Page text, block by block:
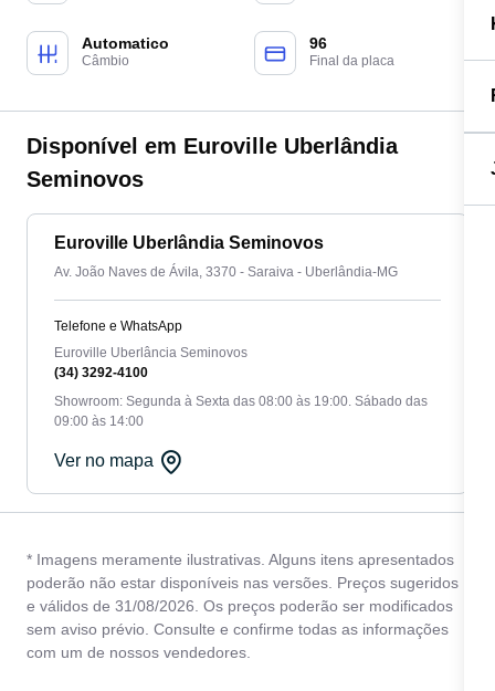
Automatico
Câmbio
96
Final da placa
Disponível em Euroville Uberlândia
Seminovos
Euroville Uberlândia Seminovos
Av. João Naves de Ávila, 3370 - Saraiva - Uberlândia-MG
Telefone e WhatsApp
Euroville Uberlância Seminovos
(34) 3292-4100
Showroom: Segunda à Sexta das 08:00 às 19:00. Sábado das
09:00 às 14:00
Ver no mapa
* Imagens meramente ilustrativas. Alguns itens apresentados
poderão não estar disponíveis nas versões. Preços sugeridos
e válidos de 31/08/2026. Os preços poderão ser modificados
sem aviso prévio. Consulte e confirme todas as informações
com um de nossos vendedores.